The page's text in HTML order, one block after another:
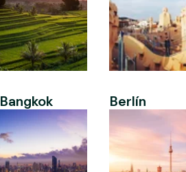
Bangkok Berlín